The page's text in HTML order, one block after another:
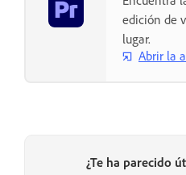
edición de
lugar.
Abrir la
¿Te ha parecido